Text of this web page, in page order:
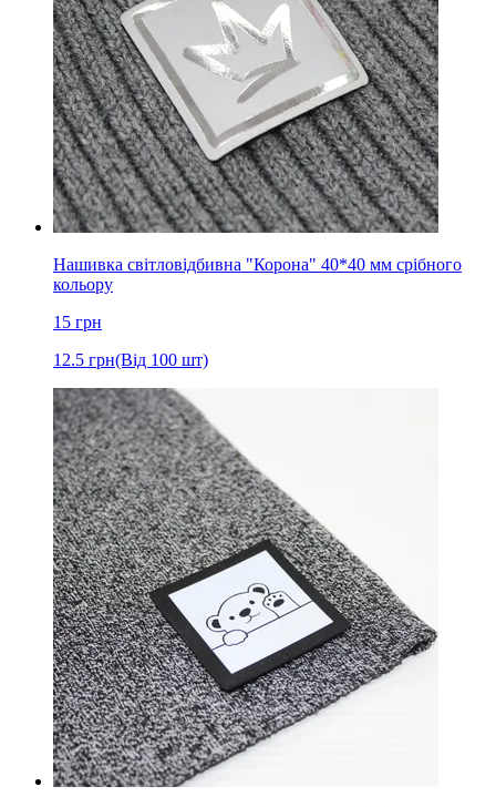
Нашивка світловідбивна "Корона" 40*40 мм срібного
кольору
15 грн
12.5 грн(Від 100 шт)